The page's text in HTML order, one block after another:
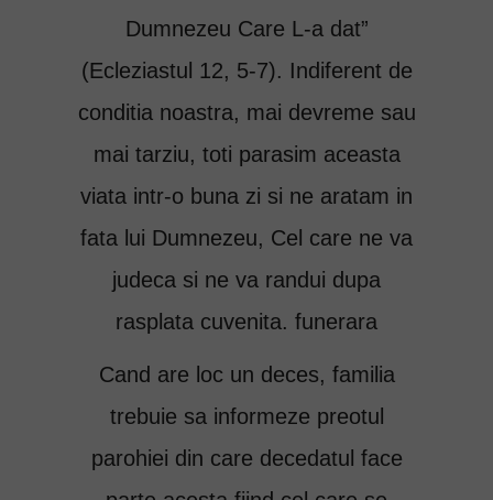
Dumnezeu Care L-a dat”
(Ecleziastul 12, 5-7). Indiferent de
conditia noastra, mai devreme sau
mai tarziu, toti parasim aceasta
viata intr-o buna zi si ne aratam in
fata lui Dumnezeu, Cel care ne va
judeca si ne va randui dupa
rasplata cuvenita. funerara
Cand are loc un deces, familia
trebuie sa informeze preotul
parohiei din care decedatul face